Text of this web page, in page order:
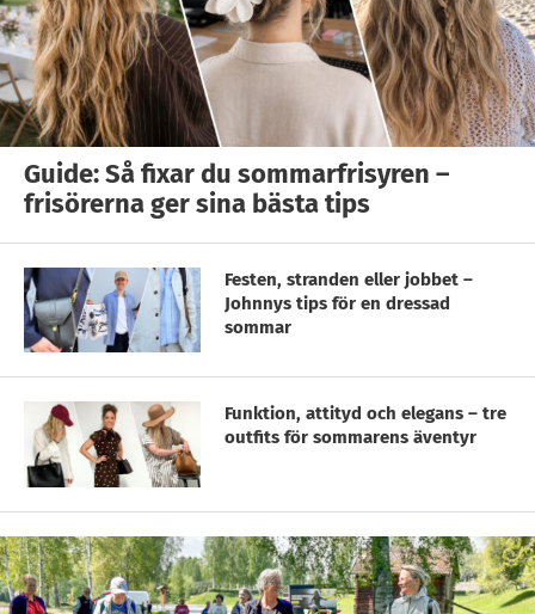
Guide: Så fixar du sommarfrisyren –
frisörerna ger sina bästa tips
Festen, stranden eller jobbet –
Johnnys tips för en dressad
sommar
Funktion, attityd och elegans – tre
outfits för sommarens äventyr